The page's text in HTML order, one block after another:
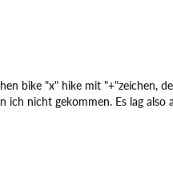
bike "x" hike mit "+"zeichen,
ich nicht gekommen. Es lag also